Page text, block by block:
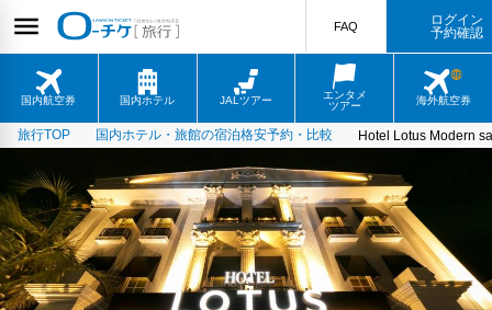
国内航空券 国内ホテル JALツアー
エンタメ
ツアー
海外航空券
FAQ
ログイン
予約確認
旅行TOP 国内ホテル・旅館の宿泊格安予約・比較 Hotel Lotus Modern